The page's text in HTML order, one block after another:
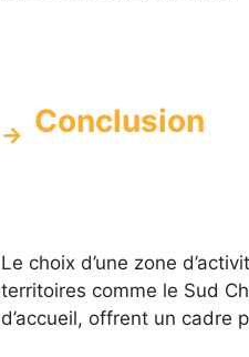
Conclusion
Le choix d’une zone
territoires comme le Sud
d’accueil, offrent un cadre